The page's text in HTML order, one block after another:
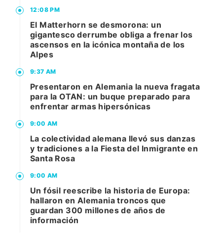
12:08 PM
El Matterhorn se desmorona: un
gigantesco derrumbe obliga a frenar los
ascensos en la icónica montaña de los
Alpes
9:37 AM
Presentaron en Alemania la nueva fragata
para la OTAN: un buque preparado para
enfrentar armas hipersónicas
9:00 AM
La colectividad alemana llevó sus danzas
y tradiciones a la Fiesta del Inmigrante en
Santa Rosa
9:00 AM
Un fósil reescribe la historia de Europa:
hallaron en Alemania troncos que
guardan 300 millones de años de
información